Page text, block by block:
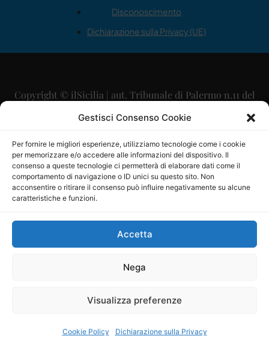
Gestisci Consenso Cookie
Per fornire le migliori esperienze, utilizziamo tecnologie come i cookie
per memorizzare e/o accedere alle informazioni del dispositivo. Il
consenso a queste tecnologie ci permetterà di elaborare dati come il
comportamento di navigazione o ID unici su questo sito. Non
acconsentire o ritirare il consenso può influire negativamente su alcune
caratteristiche e funzioni.
Accetta
Nega
Visualizza preferenze
Cookie Policy Dichiarazione sulla Privacy
Disconoscimento
Dichiarazione sulla Privacy (UE)
Copyright © ilSicilia | aut. Tribunale di Palermo n.11 del
29/09/2015
Direttore Editoriale: Maurizio Scaglione
Direttore Responsabile: Maria Calabrese
P.IVA: 06334930820
Mercurio Comunicazione Società Cooperativa a r.l. è
iscritta al Registro degli Operatori di Comunicazione al
Sito gestito daLa Digitale srl–info@ladigitale.it